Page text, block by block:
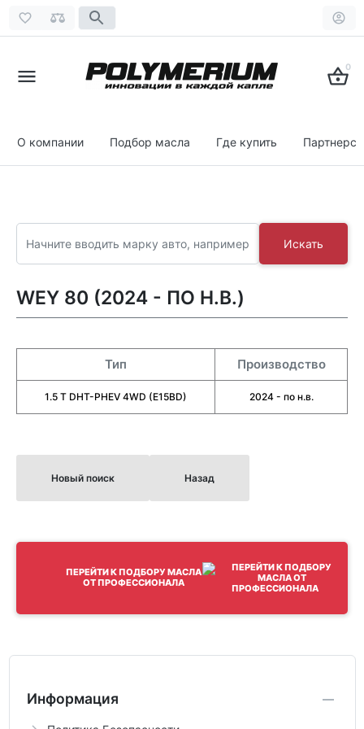
0
О компании Подбор масла Где купить
Искать
WEY 80 (2024 - ПО Н.В.)
Тип Производство
1.5 T DHT-PHEV 4WD (E15BD) 2024 - по н.в.
Новый поиск Назад
ПЕРЕЙТИ К ПОДБОРУ МАСЛА
ОТ ПРОФЕССИОНАЛА
Информация